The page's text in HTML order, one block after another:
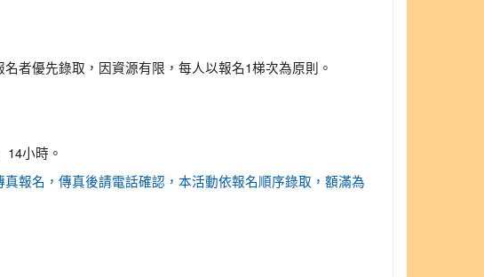
者優先錄取，因資源有限，每人以報名1梯次為原則。
小時。
真報名，傳真後請電話確認，本活動依報名順序錄取，額滿為